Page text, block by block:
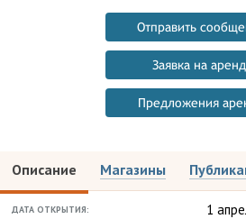
Отправить
Заявка на
Предложения
Описание Магазины
ДАТА ОТКРЫТИЯ: 1